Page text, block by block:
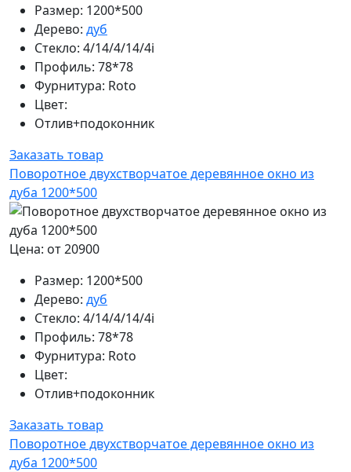
Размер: 1200*500
Дерево: дуб
Стекло: 4/14/4/14/4i
Профиль: 78*78
Фурнитура: Roto
Цвет:
Отлив+подоконник
Заказать товар
Поворотное двухстворчатое деревянное окно из
дуба 1200*500
Цена: от 20900
Размер: 1200*500
Дерево: дуб
Стекло: 4/14/4/14/4i
Профиль: 78*78
Фурнитура: Roto
Цвет:
Отлив+подоконник
Заказать товар
Поворотное двухстворчатое деревянное окно из
дуба 1200*500